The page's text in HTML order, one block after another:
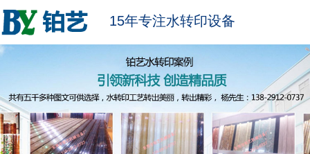
15年专注水转印设备